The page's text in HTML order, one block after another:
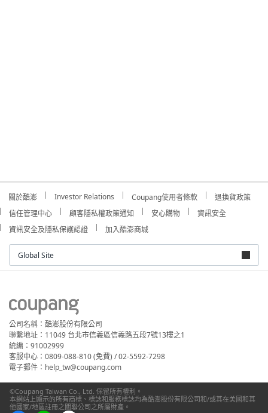
關於酷澎 Investor Relations Coupang使用者條款
退換貨政策
信任管理中心
顧客隱私權政策通知 安心購物
資訊安全
資訊安全及隱私保護認證
加入酷澎商城
Global Site
公司名稱：酷澎股份有限公司
聯繫地址：11049 台北市信義區信義路五段7號13樓之1
統編：91002999
客服中心：0809-088-810 (免費) / 02-5592-7298
電子郵件：help_tw@coupang.com
©Coupang Taiwan Co., Ltd. 保留所有權利。
本網站上顯示的所有商標、標誌和服務標誌均為酷澎股份有限公司和/或其在美國和其
他國家/地區註冊之關聯公司之所屬財產。